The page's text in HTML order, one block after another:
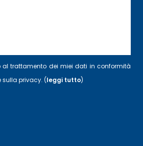
al trattamento dei miei dati in conformità
sulla privacy. (leggi tutto)